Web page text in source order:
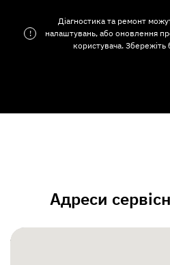
!
Діагностика та ремонт
налаштувань, або оновлення
користувача. Збережіть
Адреси